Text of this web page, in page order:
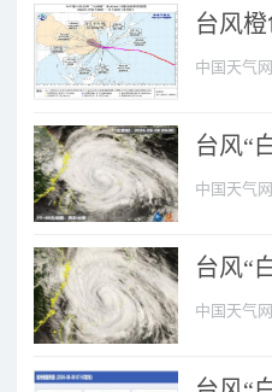
台风
中国天气网
台风“
中国天气网
台风“
中国天气网